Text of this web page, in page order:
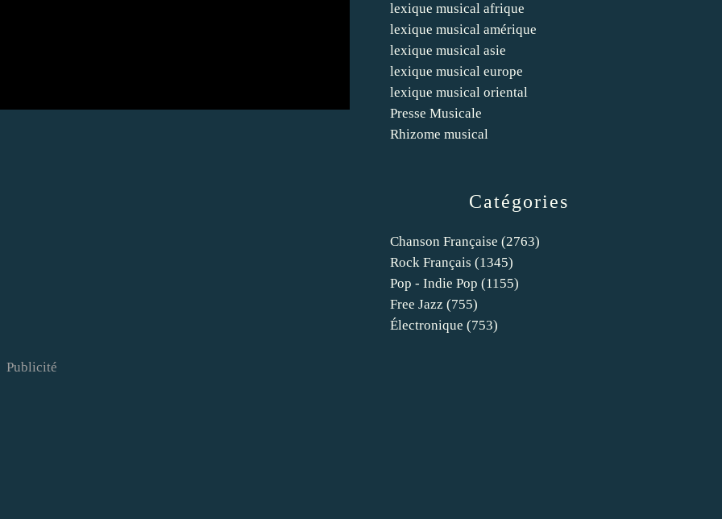
Publicité
Catégories
Chanson Française (2763)
Rock Français (1345)
Pop - Indie Pop (1155)
Free Jazz (755)
Électronique (753)
lexique musical afrique
lexique musical amérique
lexique musical asie
lexique musical europe
lexique musical oriental
Presse Musicale
Rhizome musical